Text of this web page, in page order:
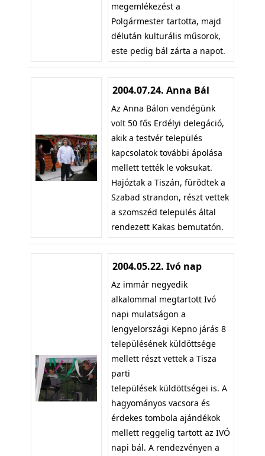
megemlékezést a
Polgármester tartotta, majd
délután kulturális műsorok,
este pedig bál zárta a napot.
2004.07.24. Anna Bál
Az Anna Bálon vendégünk
volt 50 fős Erdélyi delegáció,
akik a testvér település
kapcsolatok további ápolása
mellett tették le voksukat.
Hajóztak a Tiszán, fürödtek a
Szabad strandon, részt vettek
a szomszéd település által
rendezett Kakas bemutatón.
2004.05.22. Ivó nap
Az immár negyedik
alkalommal megtartott Ivó
napi mulatságon a
lengyelországi Kepno járás 8
településének küldöttsége
mellett részt vettek a Tisza
parti
települések küldöttségei is. A
hagyományos vacsora és
érdekes tombola ajándékok
mellett reggelig tartott az IVÓ
napi bál. A rendezvényen a